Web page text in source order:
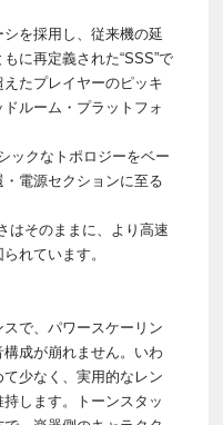
を採用し、従来機の延
に再定義された“SSS”で
たプレイヤーのピッキ
ルーム・プラットフォ
ックなトポロジーをベー
電源セクションに至る
はそのままに、より高速
れています。
で、パワースケーリン
成が崩れません。いわ
少なく、実用的なレン
します。トーンスタッ